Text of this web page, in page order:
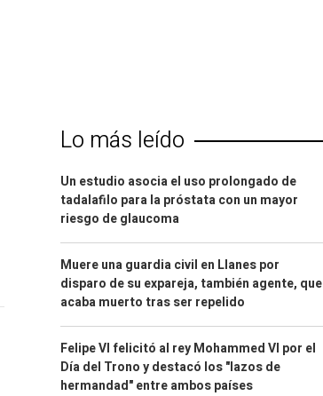
Lo más leído
Un estudio asocia el uso prolongado de
tadalafilo para la próstata con un mayor
riesgo de glaucoma
Muere una guardia civil en Llanes por
disparo de su expareja, también agente, que
acaba muerto tras ser repelido
Felipe VI felicitó al rey Mohammed VI por el
Día del Trono y destacó los "lazos de
hermandad" entre ambos países